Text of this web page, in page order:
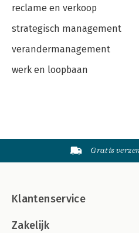
reclame en verkoop
strategisch management
verandermanagement
werk en loopbaan
Gratis
Klantenservice
Zakelijk